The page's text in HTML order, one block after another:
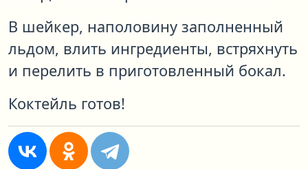
В шейкер, наполовину заполненный
льдом, влить ингредиенты, встряхнуть
и перелить в приготовленный бокал.
Коктейль готов!